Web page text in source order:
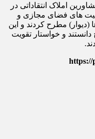
املاک انتقاداتی در
های فضای مجازی و
مطرح کردند و این
و خواستار تقویت
https://